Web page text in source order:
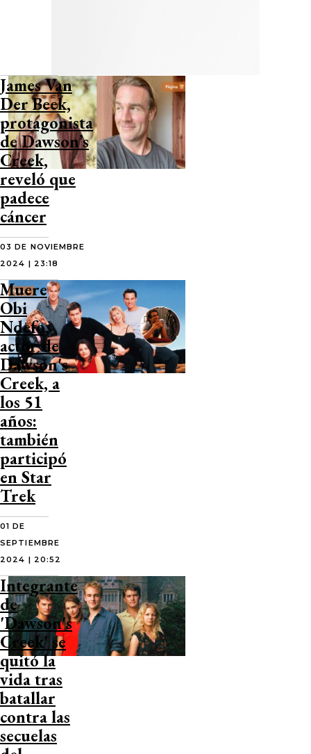
James Van
Der Beek,
protagonista
de Dawson’s
Creek,
reveló que
padece
cáncer
03 DE NOVIEMBRE
2024 | 23:18
Muere
Obi
Ndefo,
actor de
Dawson's
Creek, a
los 51
años:
también
participó
en Star
Trek
01 DE
SEPTIEMBRE
2024 | 20:52
Integrante
de
'Dawson's
Creek' se
quitó la
vida tras
batallar
contra las
secuelas